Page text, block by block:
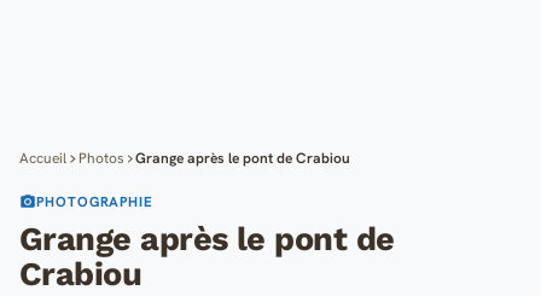
Accueil Photos Grange après le pont de Crabiou
PHOTOGRAPHIE
Grange après le pont de
Crabiou